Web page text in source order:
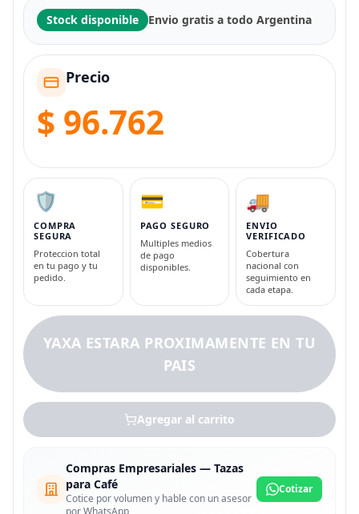
Stock disponible Envio gratis a todo Argentina
Precio
$ 96.762
🛡️
COMPRA
SEGURA
Proteccion total
en tu pago y tu
pedido.
💳
PAGO SEGURO
Multiples medios
de pago
disponibles.
🚚
ENVIO
VERIFICADO
Cobertura
nacional con
seguimiento en
cada etapa.
YAXA ESTARA PROXIMAMENTE EN TU
PAIS
Agregar al carrito
Compras Empresariales — Tazas
para Café
Cotice por volumen y hable con un asesor
Cotizar